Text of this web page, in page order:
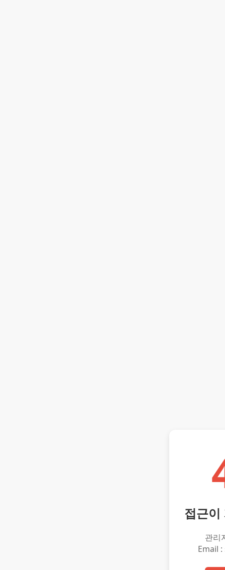
접근이
관리
Email